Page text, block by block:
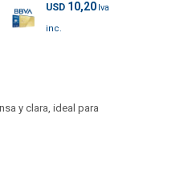
USD 10,20
y clara, ideal para